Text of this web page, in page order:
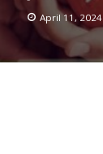
April 11, 2024